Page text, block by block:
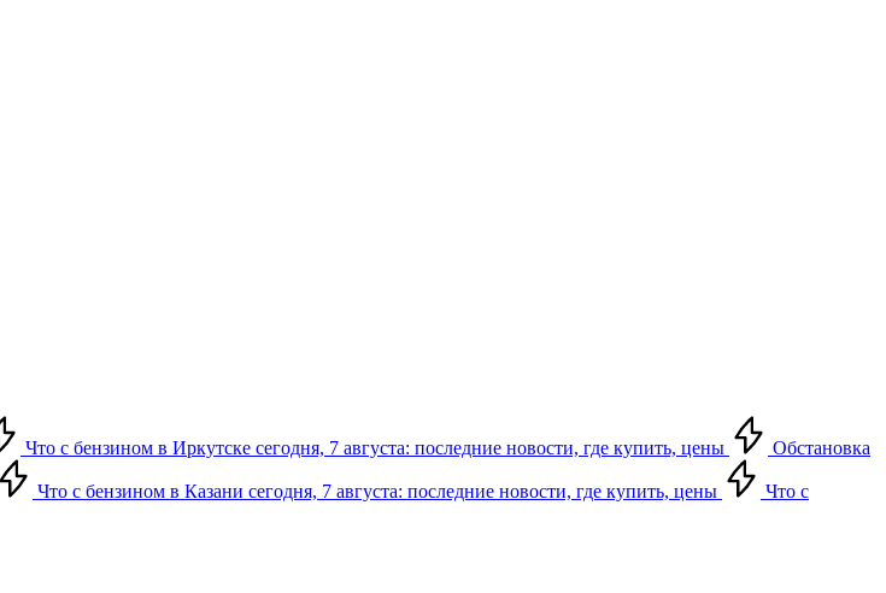
Что с бензином в Иркутске сегодня, 7 августа: последние новости, где купить, цены Обстановка
Что с бензином в Казани сегодня, 7 августа: последние новости, где купить, цены
Что с